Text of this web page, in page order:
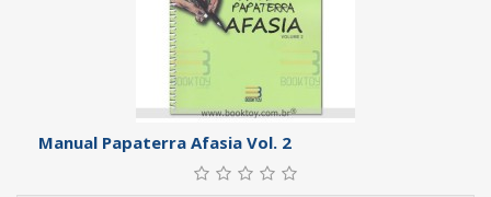
Manual Papaterra Afasia Vol. 2